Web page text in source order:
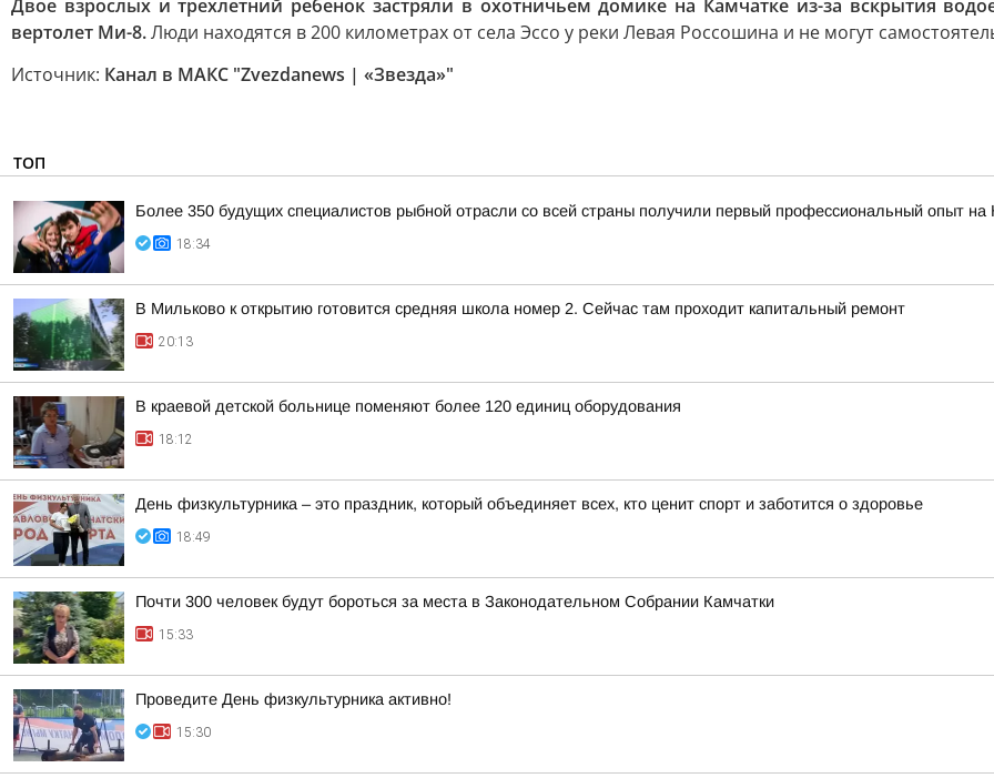
Двое взрослых и трехлетний ребенок застряли в охотничьем домике на Камчатке из-за вскрытия
вертолет Ми-8.Люди находятся в 200 километрах от села Эссо у реки Левая Россошина и не могут
Источник: Канал в МАКС "Zvezdanews | «Звезда»"
ТОП
Более 350 будущих специалистов рыбной отрасли со всей страны получили первый профессиональный опыт на
18:34
В Мильково к открытию готовится средняя школа номер 2. Сейчас там проходит капитальный ремонт
20:13
В краевой детской больнице поменяют более 120 единиц оборудования
18:12
День физкультурника – это праздник, который объединяет всех, кто ценит спорт и заботится о здоровье
18:49
Почти 300 человек будут бороться за места в Законодательном Собрании Камчатки
15:33
Проведите День физкультурника активно!
15:30